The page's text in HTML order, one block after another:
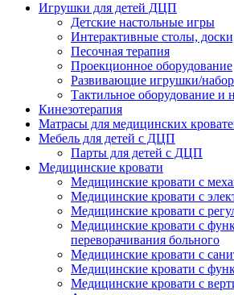
Игрушки для детей ДЦП
Детские настольные игры
Интерактивные столы,
Песочная терапия
Проекционное оборудование
Развивающие игрушки/
Тактильное оборудование и
Кинезотерапия
Матрасы для медицинских
Мебель для детей с ДЦП
Парты для детей с ДЦП
Медицинские кровати
Медицинские кровати с
Медицинские кровати с
Медицинские кровати с
Медицинские кровати с
переворачивания больного
Медицинские кровати с
Медицинские кровати с
Медицинские кровати с